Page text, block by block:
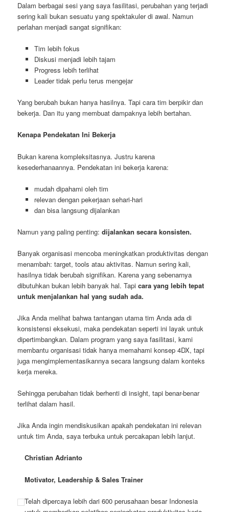
Dalam berbagai sesi yang saya fasilitasi, perubahan yang terjadi
sering kali bukan sesuatu yang spektakuler di awal. Namun
perlahan menjadi sangat signifikan:
Tim lebih fokus
Diskusi menjadi lebih tajam
Progress lebih terlihat
Leader tidak perlu terus mengejar
Yang berubah bukan hanya hasilnya. Tapi cara tim berpikir dan
bekerja. Dan itu yang membuat dampaknya lebih bertahan.
Kenapa Pendekatan Ini Bekerja
Bukan karena kompleksitasnya. Justru karena
kesederhanaannya. Pendekatan ini bekerja karena:
mudah dipahami oleh tim
relevan dengan pekerjaan sehari-hari
dan bisa langsung dijalankan
Namun yang paling penting:dijalankan secara konsisten.
Banyak organisasi mencoba meningkatkan produktivitas dengan
menambah: target, tools atau aktivitas. Namun sering kali,
hasilnya tidak berubah signifikan. Karena yang sebenarnya
dibutuhkan bukan lebih banyak hal. Tapicara yang lebih tepat
untuk menjalankan hal yang sudah ada.
Jika Anda melihat bahwa tantangan utama tim Anda ada di
konsistensi eksekusi, maka pendekatan seperti ini layak untuk
dipertimbangkan. Dalam program yang saya fasilitasi, kami
membantu organisasi tidak hanya memahami konsep 4DX, tapi
juga mengimplementasikannya secara langsung dalam konteks
kerja mereka.
Sehingga perubahan tidak berhenti di insight, tapi benar-benar
terlihat dalam hasil.
Jika Anda ingin mendiskusikan apakah pendekatan ini relevan
untuk tim Anda, saya terbuka untuk percakapan lebih lanjut.
Christian Adrianto
Motivator, Leadership & Sales Trainer
Telah dipercaya lebih dari 600 perusahaan besar Indonesia